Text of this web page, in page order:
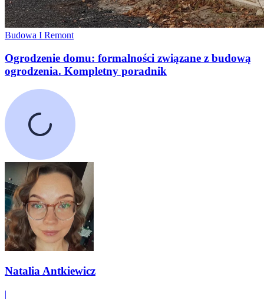
Budowa I Remont
Ogrodzenie domu: formalności związane z budową
ogrodzenia. Kompletny poradnik
Natalia Antkiewicz
|